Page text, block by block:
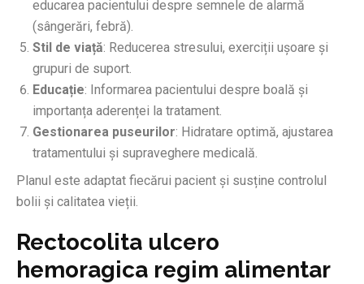
educarea pacientului despre semnele de alarmă
(sângerări, febră).
Stil de viață: Reducerea stresului, exerciții ușoare și
grupuri de suport.
Educație: Informarea pacientului despre boală și
importanța aderenței la tratament.
Gestionarea puseurilor: Hidratare optimă, ajustarea
tratamentului și supraveghere medicală.
Planul este adaptat fiecărui pacient și susține controlul
bolii și calitatea vieții.
Rectocolita ulcero
hemoragica regim alimentar